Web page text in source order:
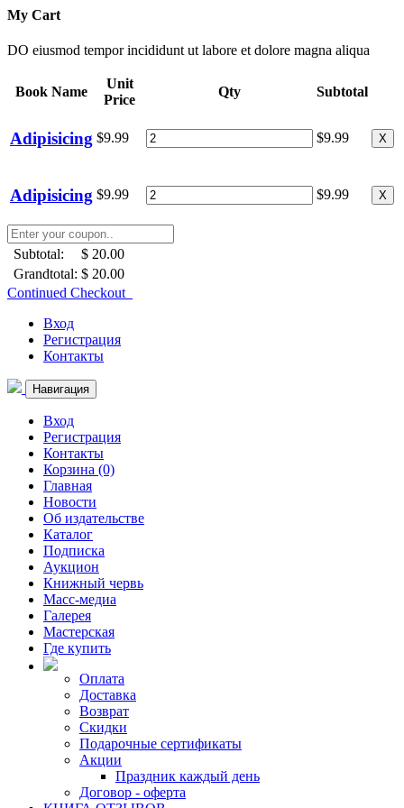
My Cart
DO eiusmod tempor incididunt ut labore et dolore magna aliqua
Book Name
Unit
Price
Qty Subtotal
Adipisicing $9.99 $9.99 X
Adipisicing $9.99 $9.99 X
Subtotal:
$ 20.00
Grandtotal: $ 20.00
Continued Checkout
Вход
Регистрация
Контакты
Навигация
Вход
Регистрация
Контакты
Корзина (0)
Главная
Новости
Об издательстве
Каталог
Подписка
Аукцион
Книжный червь
Масс-медиа
Галерея
Мастерская
Где купить
Оплата
Доставка
Возврат
Скидки
Подарочные сертификаты
Акции
Праздник каждый день
Договор - оферта